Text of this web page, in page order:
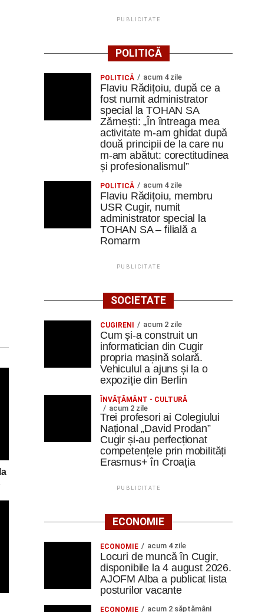
PUBLICITATE
POLITICĂ
POLITICĂ acum 4 zile
Flaviu Rădițoiu, după ce a
fost numit administrator
special la TOHAN SA
Zărnești: „În întreaga mea
activitate m-am ghidat după
două principii de la care nu
m-am abătut: corectitudinea
și profesionalismul”
POLITICĂ acum 4 zile
Flaviu Rădițoiu, membru
USR Cugir, numit
administrator special la
TOHAN SA – filială a
Romarm
PUBLICITATE
SOCIETATE
CUGIRENI acum 2 zile
Cum și-a construit un
informatician din Cugir
propria mașină solară.
Vehiculul a ajuns și la o
expoziție din Berlin
ÎNVĂŢĂMÂNT - CULTURĂ
acum 2 zile
Trei profesori ai Colegiului
Național „David Prodan”
Cugir și-au perfecționat
competențele prin mobilități
Erasmus+ în Croația
PUBLICITATE
ECONOMIE
ECONOMIE acum 4 zile
Locuri de muncă în Cugir,
disponibile la 4 august 2026.
AJOFM Alba a publicat lista
posturilor vacante
ECONOMIE acum 2 săptămâni